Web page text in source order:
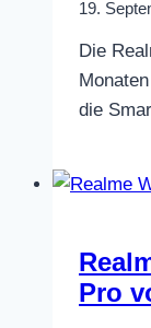
19.
Die
die
Pro